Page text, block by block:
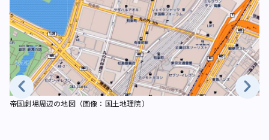
帝国劇場周辺の地図（画像：国土地理院）